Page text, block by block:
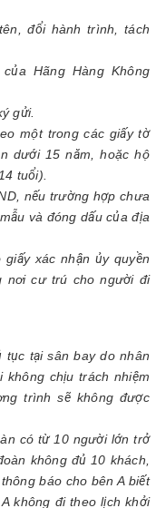
đổi hành trình, tách
Hãng Hàng Không
gửi.
một trong các giấy tờ
dưới 15 năm, hoặc hộ
tuổi).
nếu trường hợp chưa
và đóng dấu của địa
xác nhận ủy quyền
nơi cư trú cho người đi
tục tại sân bay do nhân
chịu trách nhiệm
trình sẽ không được
có từ 10 người lớn trở
không đủ 10 khách,
báo cho bên A biết